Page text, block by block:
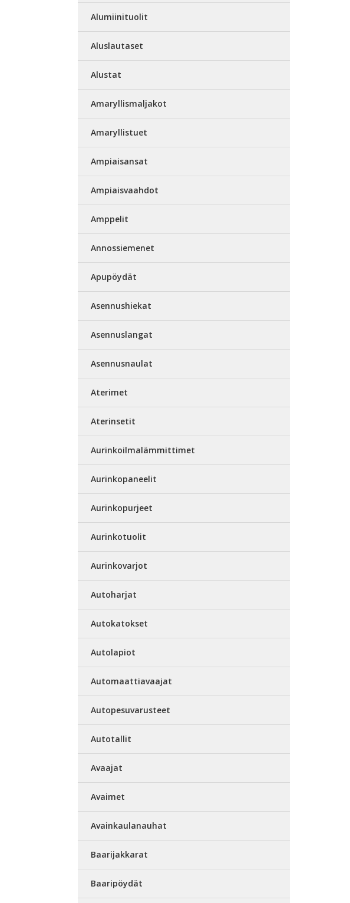
Alumiinituolit
Aluslautaset
Alustat
Amaryllismaljakot
Amaryllistuet
Ampiaisansat
Ampiaisvaahdot
Amppelit
Annossiemenet
Apupöydät
Asennushiekat
Asennuslangat
Asennusnaulat
Aterimet
Aterinsetit
Aurinkoilmalämmittimet
Aurinkopaneelit
Aurinkopurjeet
Aurinkotuolit
Aurinkovarjot
Autoharjat
Autokatokset
Autolapiot
Automaattiavaajat
Autopesuvarusteet
Autotallit
Avaajat
Avaimet
Avainkaulanauhat
Baarijakkarat
Baaripöydät